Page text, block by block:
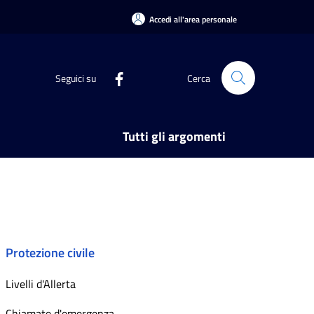
Accedi all'area personale
Seguici su Cerca
Tutti gli argomenti
Protezione civile
Livelli d'Allerta